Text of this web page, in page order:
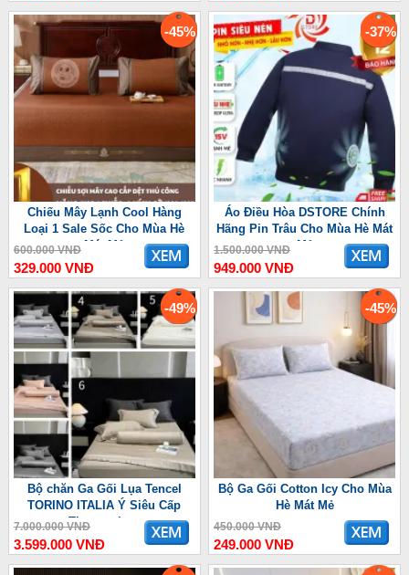
-45%
Chiếu Mây Lạnh Cool Hàng
Loại 1 Sale Sốc Cho Mùa Hè
Mát Mẻ
600.000 VNĐ
329.000 VNĐ
-37%
Áo Điều Hòa DSTORE Chính
Hãng Pin Trâu Cho Mùa Hè Mát
Mẻ
1.500.000 VNĐ
949.000 VNĐ
-49%
Bộ chăn Ga Gối Lụa Tencel
TORINO ITALIA Ý Siêu Cấp
Thượng Lưu
7.000.000 VNĐ
3.599.000 VNĐ
-45%
Bộ Ga Gối Cotton Icy Cho Mùa
Hè Mát Mẻ
450.000 VNĐ
249.000 VNĐ